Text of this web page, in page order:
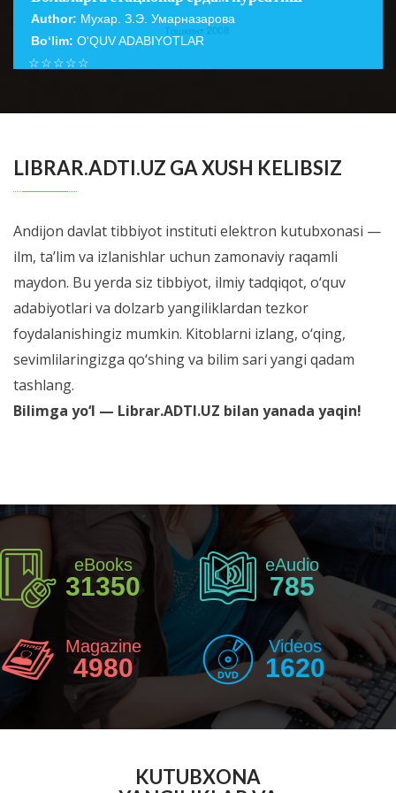
Author: Мухар. З.Э. Умарназарова
Bo‘lim: O'QUV ADABIYOTLAR
☆
☆
☆
☆
☆
LIBRAR.ADTI.UZ GA XUSH KELIBSIZ
Andijon davlat tibbiyot instituti elektron kutubxonasi —
ilm, ta’lim va izlanishlar uchun zamonaviy raqamli
maydon. Bu yerda siz tibbiyot, ilmiy tadqiqot, o‘quv
adabiyotlari va dolzarb yangiliklardan tezkor
foydalanishingiz mumkin. Kitoblarni izlang, o‘qing,
sevimlilaringizga qo‘shing va bilim sari yangi qadam
tashlang.
Bilimga yo‘l — Librar.ADTI.UZ bilan yanada yaqin!
eBooks
31350
eAudio
785
Magazine
4980
Videos
1620
KUTUBXONA